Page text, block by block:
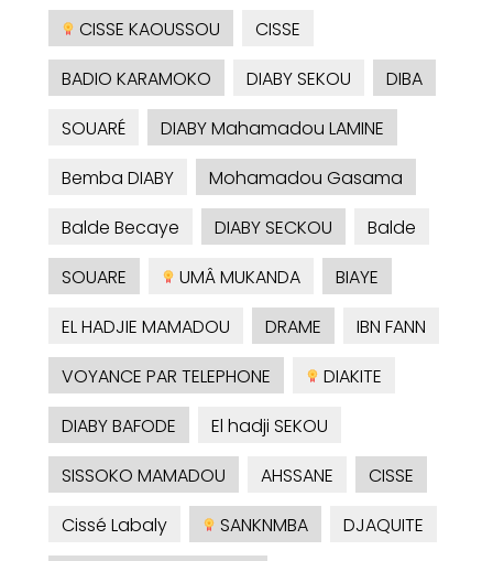
CISSE KAOUSSOU
CISSE
BADIO KARAMOKO
DIABY SEKOU
DIBA
SOUARÉ
DIABY Mahamadou LAMINE
Bemba DIABY
Mohamadou Gasama
Balde Becaye
DIABY SECKOU
Balde
SOUARE
UMÂ MUKANDA
BIAYE
EL HADJIE MAMADOU
DRAME
IBN FANN
VOYANCE PAR TELEPHONE
DIAKITE
DIABY BAFODE
El hadji SEKOU
SISSOKO MAMADOU
AHSSANE
CISSE
Cissé Labaly
SANKNMBA
DJAQUITE